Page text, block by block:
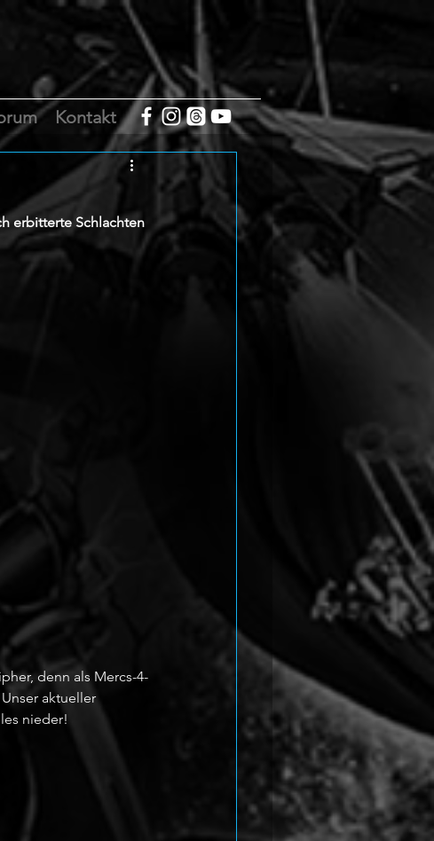
Kontakt
erbitterte Schlachten
denn als Mercs-4-
aktueller
nieder!